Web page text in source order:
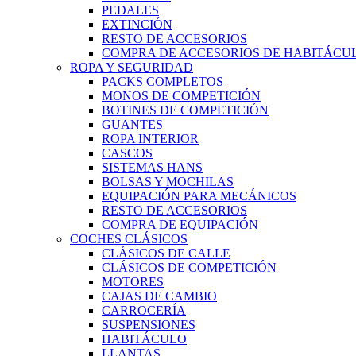
PEDALES
EXTINCIÓN
RESTO DE ACCESORIOS
COMPRA DE ACCESORIOS DE
ROPA Y SEGURIDAD
PACKS COMPLETOS
MONOS DE COMPETICIÓN
BOTINES DE COMPETICIÓN
GUANTES
ROPA INTERIOR
CASCOS
SISTEMAS HANS
BOLSAS Y MOCHILAS
EQUIPACIÓN PARA MECÁNICOS
RESTO DE ACCESORIOS
COMPRA DE EQUIPACIÓN
COCHES CLÁSICOS
CLÁSICOS DE CALLE
CLÁSICOS DE COMPETICIÓN
MOTORES
CAJAS DE CAMBIO
CARROCERÍA
SUSPENSIONES
HABITÁCULO
LLANTAS